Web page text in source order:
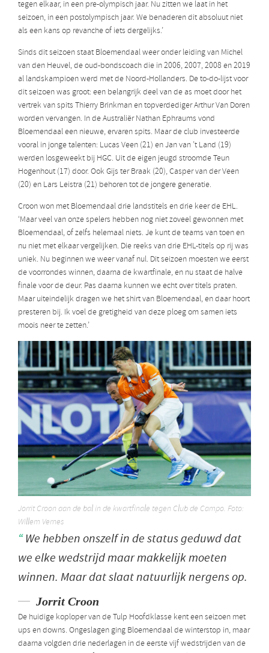
tegen elkaar, in een pre-olympisch jaar. Nu zitten we laat in het
seizoen, in een postolympisch jaar. We benaderen dit absoluut niet
als een kans op revanche of iets dergelijks.’
Sinds dit seizoen staat Bloemendaal weer onder leiding van Michel
van den Heuvel, de oud-bondscoach die in 2006, 2007, 2008 en 2019
al landskampioen werd met de Noord-Hollanders. De to-do-lijst voor
dit seizoen was groot: een belangrijk deel van de as moet door het
vertrek van spits Thierry Brinkman en topverdediger Arthur Van Doren
worden vervangen. In de Australiër Nathan Ephraums vond
Bloemendaal een nieuwe, ervaren spits. Maar de club investeerde
vooral in jonge talenten: Lucas Veen (21) en Jan van ’t Land (19)
werden losgeweekt bij HGC. Uit de eigen jeugd stroomde Teun
Hogenhout (17) door. Ook Gijs ter Braak (20), Casper van der Veen
(20) en Lars Leistra (21) behoren tot de jongere generatie.
Croon won met Bloemendaal drie landstitels en drie keer de EHL.
‘Maar veel van onze spelers hebben nog niet zoveel gewonnen met
Bloemendaal, of zelfs helemaal niets. Je kunt de teams van toen en
nu niet met elkaar vergelijken. Die reeks van drie EHL-titels op rij was
uniek. Nu beginnen we weer vanaf nul. Dit seizoen moesten we eerst
de voorrondes winnen, daarna de kwartfinale, en nu staat de halve
finale voor de deur. Pas daarna kunnen we echt over titels praten.
Maar uiteindelijk dragen we het shirt van Bloemendaal, en daar hoort
presteren bij. Ik voel de gretigheid van deze ploeg om samen iets
moois neer te zetten.’
Jorrit Croon aan de bal in de kwartfinale tegen Club de Campo. Foto:
Willem Vernes
We hebben onszelf in de status geduwd dat
we elke wedstrijd maar makkelijk moeten
winnen. Maar dat slaat natuurlijk nergens op.
Jorrit Croon
De huidige koploper van de Tulp Hoofdklasse kent een seizoen met
ups en downs. Ongeslagen ging Bloemendaal de winterstop in, maar
daarna volgden drie nederlagen in de eerste vijf wedstrijden van de